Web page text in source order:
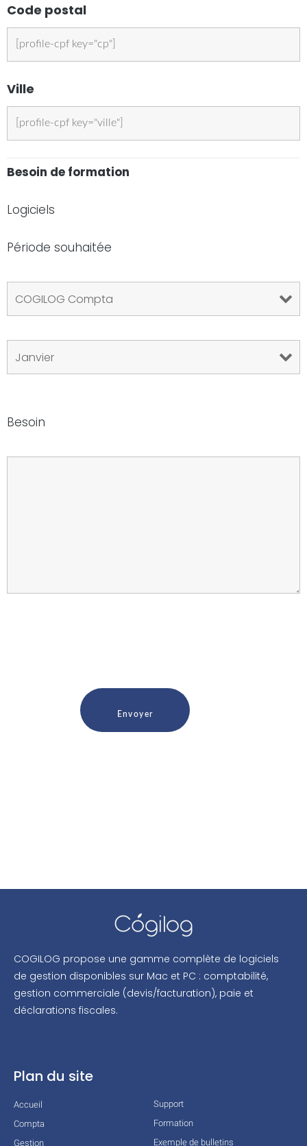
Code postal
Ville
Besoin de formation
Logiciels
Période souhaitée
Besoin
COGILOG propose une gamme complète de logiciels
de gestion disponibles sur Mac et PC : comptabilité,
gestion commerciale (devis/facturation), paie et
déclarations fiscales.
Plan du site
Accueil
Compta
Gestion
Support
Formation
Exemple de bulletins